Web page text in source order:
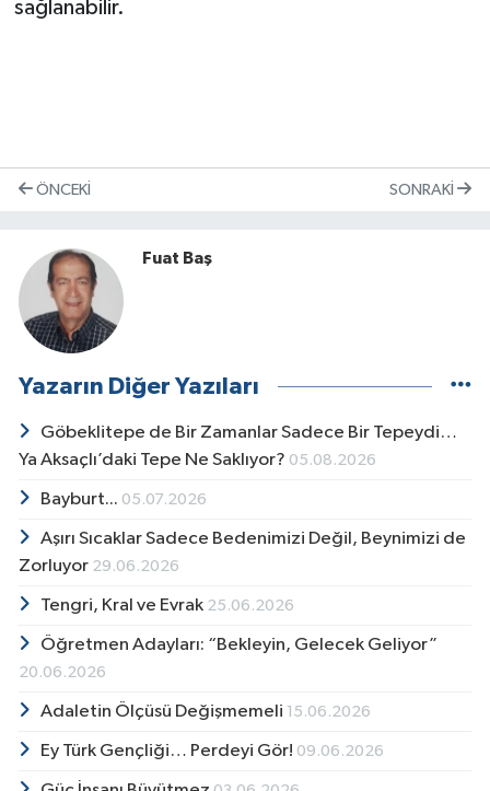
sağlanabilir.
ÖNCEKI SONRAKI
Fuat Baş
Yazarın Diğer Yazıları
Göbeklitepe de Bir Zamanlar Sadece Bir Tepeydi…
Ya Aksaçlı’daki Tepe Ne Saklıyor? 05.08.2026
Bayburt... 05.07.2026
Aşırı Sıcaklar Sadece Bedenimizi Değil, Beynimizi de
Zorluyor 29.06.2026
Tengri, Kral ve Evrak 25.06.2026
Öğretmen Adayları: “Bekleyin, Gelecek Geliyor”
20.06.2026
Adaletin Ölçüsü Değişmemeli 15.06.2026
Ey Türk Gençliği… Perdeyi Gör! 09.06.2026